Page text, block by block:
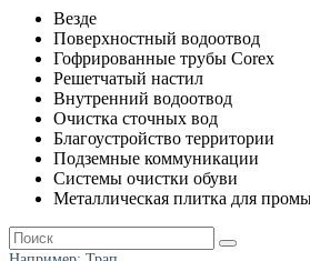
Везде
Поверхностный водоотвод
Гофрированные трубы Corex
Решетчатый настил
Внутренний водоотвод
Очистка сточных вод
Благоустройство территории
Подземные коммуникации
Системы очистки обуви
Металлическая плитка для